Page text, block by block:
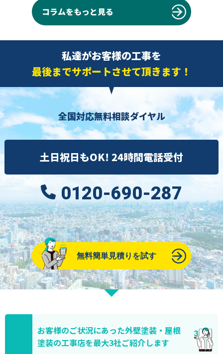
コラムをもっと見る
私達がお客様の工事を
最後までサポートさせて頂きます！
全国対応無料相談ダイヤル
土日祝日もOK! 24時間電話受付
0120-690-287
無料簡単見積りを試す
お客様のご状況にあった外壁塗装・屋根
塗装の工事店を最大3社ご紹介します